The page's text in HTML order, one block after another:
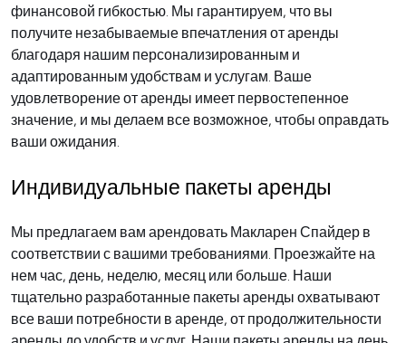
финансовой гибкостью. Мы гарантируем, что вы
получите незабываемые впечатления от аренды
благодаря нашим персонализированным и
адаптированным удобствам и услугам. Ваше
удовлетворение от аренды имеет первостепенное
значение, и мы делаем все возможное, чтобы оправдать
ваши ожидания.
Индивидуальные пакеты аренды
Мы предлагаем вам арендовать Макларен Спайдер в
соответствии с вашими требованиями. Проезжайте на
нем час, день, неделю, месяц или больше. Наши
тщательно разработанные пакеты аренды охватывают
все ваши потребности в аренде, от продолжительности